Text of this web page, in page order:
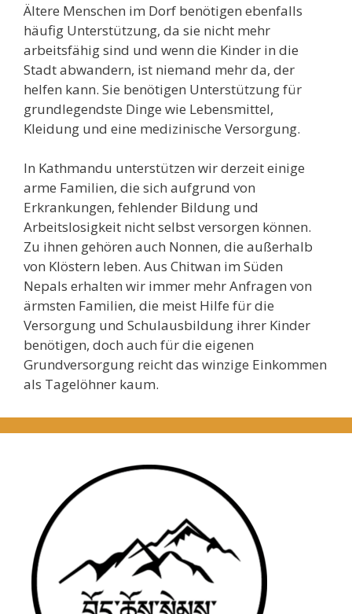
Ältere Menschen im Dorf benötigen ebenfalls
häufig Unterstützung, da sie nicht mehr
arbeitsfähig sind und wenn die Kinder in die
Stadt abwandern, ist niemand mehr da, der
helfen kann. Sie benötigen Unterstützung für
grundlegendste Dinge wie Lebensmittel,
Kleidung und eine medizinische Versorgung.
In Kathmandu unterstützen wir derzeit einige
arme Familien, die sich aufgrund von
Erkrankungen, fehlender Bildung und
Arbeitslosigkeit nicht selbst versorgen können.
Zu ihnen gehören auch Nonnen, die außerhalb
von Klöstern leben. Aus Chitwan im Süden
Nepals erhalten wir immer mehr Anfragen von
ärmsten Familien, die meist Hilfe für die
Versorgung und Schulausbildung ihrer Kinder
benötigen, doch auch für die eigenen
Grundversorgung reicht das winzige Einkommen
als Tagelöhner kaum.